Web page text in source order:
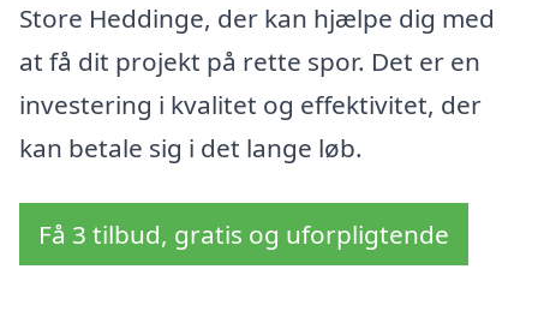
Store Heddinge, der kan hjælpe dig med
at få dit projekt på rette spor. Det er en
investering i kvalitet og effektivitet, der
kan betale sig i det lange løb.
Få 3 tilbud, gratis og uforpligtende